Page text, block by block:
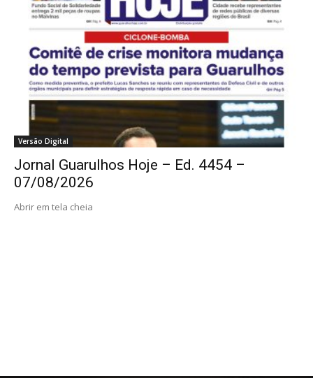
Versão Digital
Jornal Guarulhos Hoje – Ed. 4454 –
07/08/2026
Abrir em tela cheia